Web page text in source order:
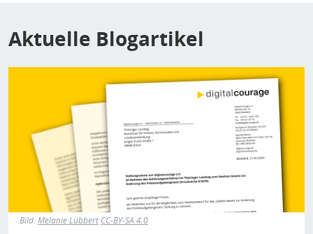
Aktuelle Blogartikel
Bild
Bild:Melanie Lübbert CC-BY-SA 4.0